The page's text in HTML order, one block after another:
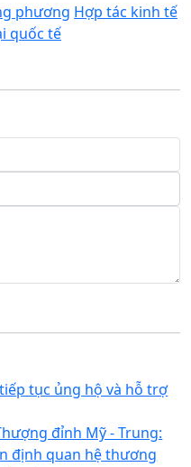
phương Hợp tác kinh tế
quốc tế
tục ủng hộ và hỗ trợ
đỉnh Mỹ - Trung:
định quan hệ thương